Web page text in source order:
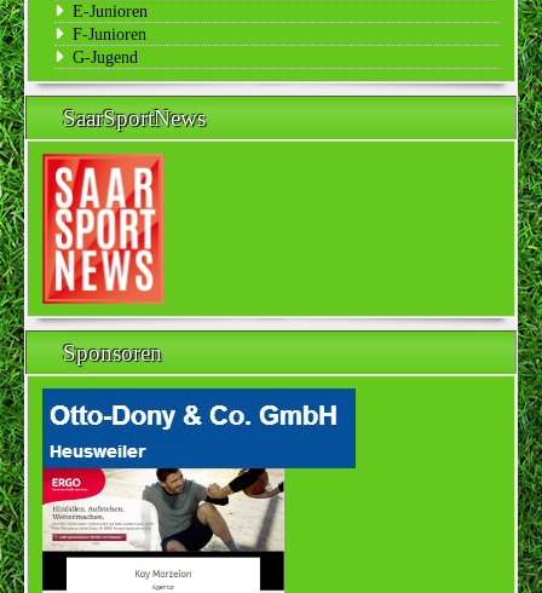
E-Junioren
F-Junioren
G-Jugend
SaarSportNews
Sponsoren